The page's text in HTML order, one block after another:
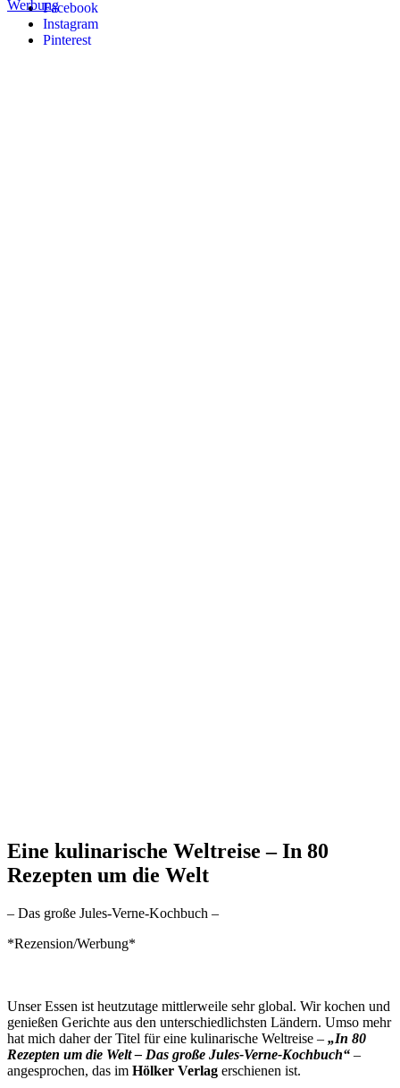
Facebook
Instagram
Pinterest
Werbung
Eine kulinarische Weltreise – In 80
Rezepten um die Welt
– Das große Jules-Verne-Kochbuch –
*Rezension/Werbung*
Unser Essen ist heutzutage mittlerweile sehr global. Wir kochen und
genießen Gerichte aus den unterschiedlichsten Ländern. Umso mehr
hat mich daher der Titel für eine kulinarische Weltreise – „In 80
Rezepten um die Welt – Das große Jules-Verne-Kochbuch“ –
angesprochen, das im Hölker Verlag erschienen ist.